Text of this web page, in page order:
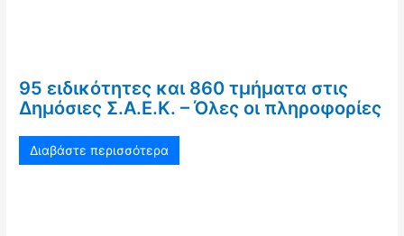
95 ειδικότητες και 860 τμήματα στις
Δημόσιες Σ.Α.Ε.Κ. – Όλες οι πληροφορίες
Διαβάστε περισσότερα